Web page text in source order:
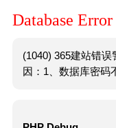
Database Error
(1040) 365建站错
因：1、数据库密码